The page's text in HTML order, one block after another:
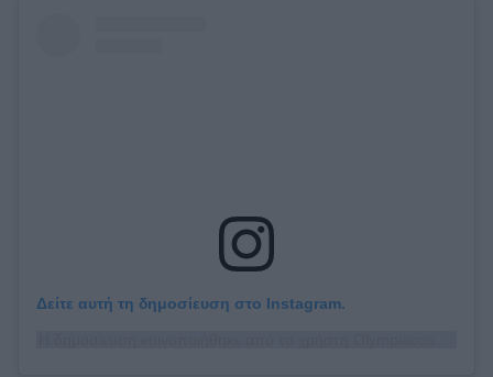
Δείτε αυτή τη δημοσίευση στο Instagram.